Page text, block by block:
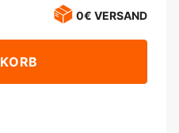
0€ VERSAND